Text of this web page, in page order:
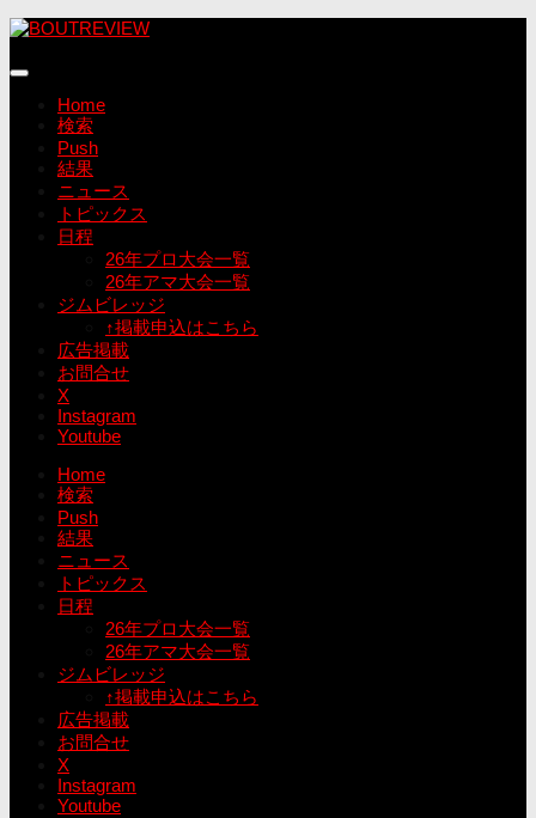
コ
テ
Home
検索
Push
結果
ニュース
トピックス
日程
26年プロ大会一覧
26年アマ大会一覧
ジムビレッジ
↑掲載申込はこちら
広告掲載
お問合せ
X
Instagram
Youtube
Home
検索
Push
結果
ニュース
トピックス
日程
26年プロ大会一覧
26年アマ大会一覧
ジムビレッジ
↑掲載申込はこちら
広告掲載
お問合せ
X
Instagram
Youtube